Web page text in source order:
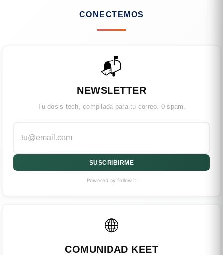
CONECTEMOS
📬
NEWSLETTER
Tu dosis tech, compilada para tu correo. 0 spam.
SUSCRIBIRME
Powered by follow.it
🌐
COMUNIDAD KEET